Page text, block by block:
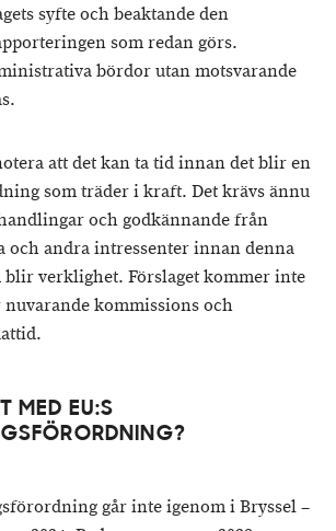
syfte och beaktande den
som redan görs.
bördor utan motsvarande
att det kan ta tid innan det blir en
som träder i kraft. Det krävs ännu
och godkännande från
och andra intressenter innan denna
verklighet. Förslaget kommer inte
kommissions och
MED EU:S
går inte igenom i Bryssel –